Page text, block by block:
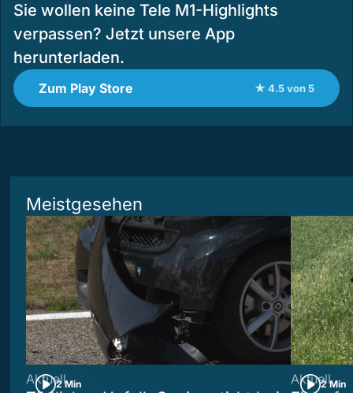
Sie wollen keine Tele M1-Highlights
verpassen? Jetzt unsere App
herunterladen.
Zum Play Store ★ 4.5 von 5
Meistgesehen
2 Min
Aktuell 2 Min
Aktuell